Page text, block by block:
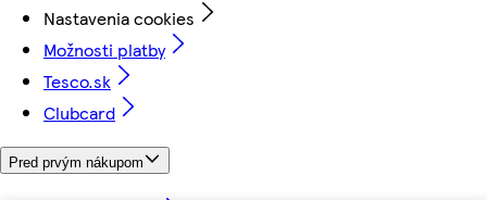
Nastavenia cookies
Možnosti platby
Tesco.sk
Clubcard
Pred prvým nákupom